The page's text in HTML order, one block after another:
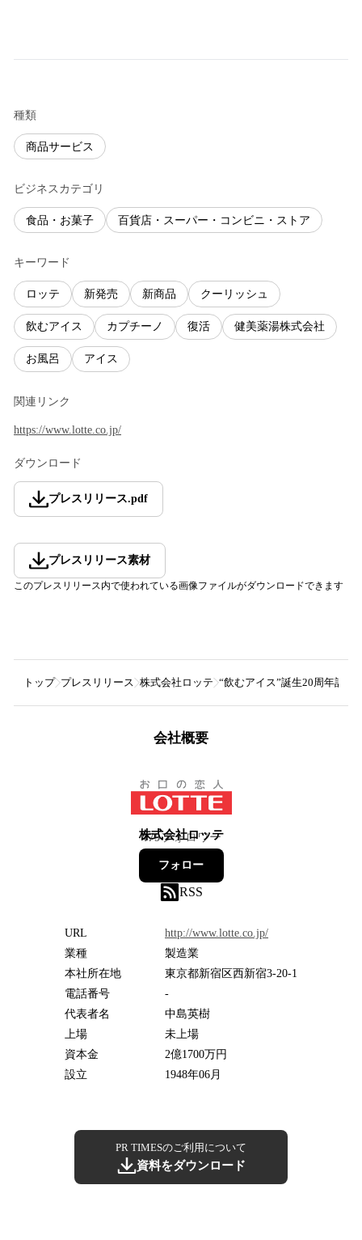
種類
商品サービス
ビジネスカテゴリ
食品・お菓子 百貨店・スーパー・コンビニ・ストア
キーワード
ロッテ 新発売 新商品 クーリッシュ
飲むアイス カプチーノ 復活 健美薬湯株式会社
お風呂 アイス
関連リンク
https://www.lotte.co.jp/
ダウンロード
プレスリリース.pdf
プレスリリース素材
このプレスリリース内で使われている画像ファイルがダウンロードできます
トップ プレスリリース 株式会社ロッテ “飲むアイス”誕生20周年記念
会社概要
株式会社ロッテ
479フォロワー
フォロー
RSS
URL
http://www.lotte.co.jp/
業種
製造業
本社所在地
東京都新宿区西新宿3-20-1
電話番号
-
代表者名
中島英樹
上場
未上場
資本金
2億1700万円
設立
1948年06月
PR TIMESのご利用について
資料をダウンロード